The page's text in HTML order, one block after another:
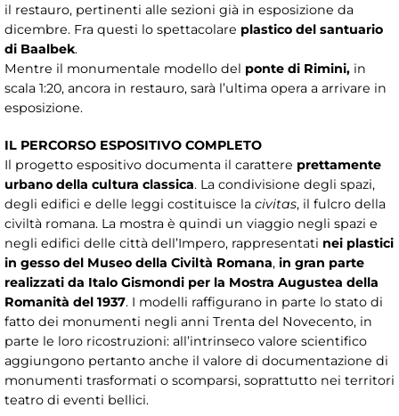
il restauro, pertinenti alle sezioni già in esposizione da
dicembre. Fra questi lo spettacolare plastico del santuario
di Baalbek.
Mentre il monumentale modello del ponte di Rimini, in
scala 1:20, ancora in restauro, sarà l’ultima opera a arrivare in
esposizione.
IL PERCORSO ESPOSITIVO COMPLETO
Il progetto espositivo documenta il carattere prettamente
urbano della cultura classica. La condivisione degli spazi,
degli edifici e delle leggi costituisce la civitas, il fulcro della
civiltà romana. La mostra è quindi un viaggio negli spazi e
negli edifici delle città dell’Impero, rappresentati nei plastici
in gesso del Museo della Civiltà Romana, in gran parte
realizzati da Italo Gismondi per la Mostra Augustea della
Romanità del 1937. I modelli raffigurano in parte lo stato di
fatto dei monumenti negli anni Trenta del Novecento, in
parte le loro ricostruzioni: all’intrinseco valore scientifico
aggiungono pertanto anche il valore di documentazione di
monumenti trasformati o scomparsi, soprattutto nei territori
teatro di eventi bellici.